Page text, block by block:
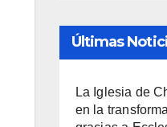
Últimas
La Iglesia de
en la